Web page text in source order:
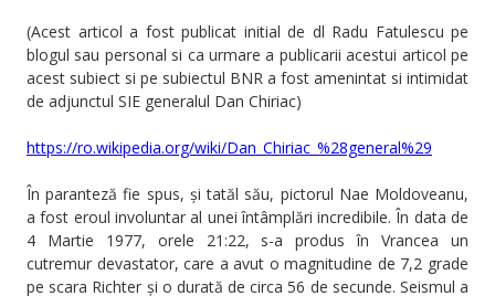
(Acest articol a fost publicat initial de dl Radu Fatulescu pe
blogul sau personal si ca urmare a publicarii acestui articol pe
acest subiect si pe subiectul BNR a fost amenintat si intimidat
de adjunctul SIE generalul Dan Chiriac)
https://ro.wikipedia.org/wiki/Dan_Chiriac_%28general%29
În paranteză fie spus, și tatăl său, pictorul Nae Moldoveanu,
a fost eroul involuntar al unei întâmplări incredibile. În data de
4 Martie 1977, orele 21:22, s-a produs în Vrancea un
cutremur devastator, care a avut o magnitudine de 7,2 grade
pe scara Richter și o durată de circa 56 de secunde. Seismul a